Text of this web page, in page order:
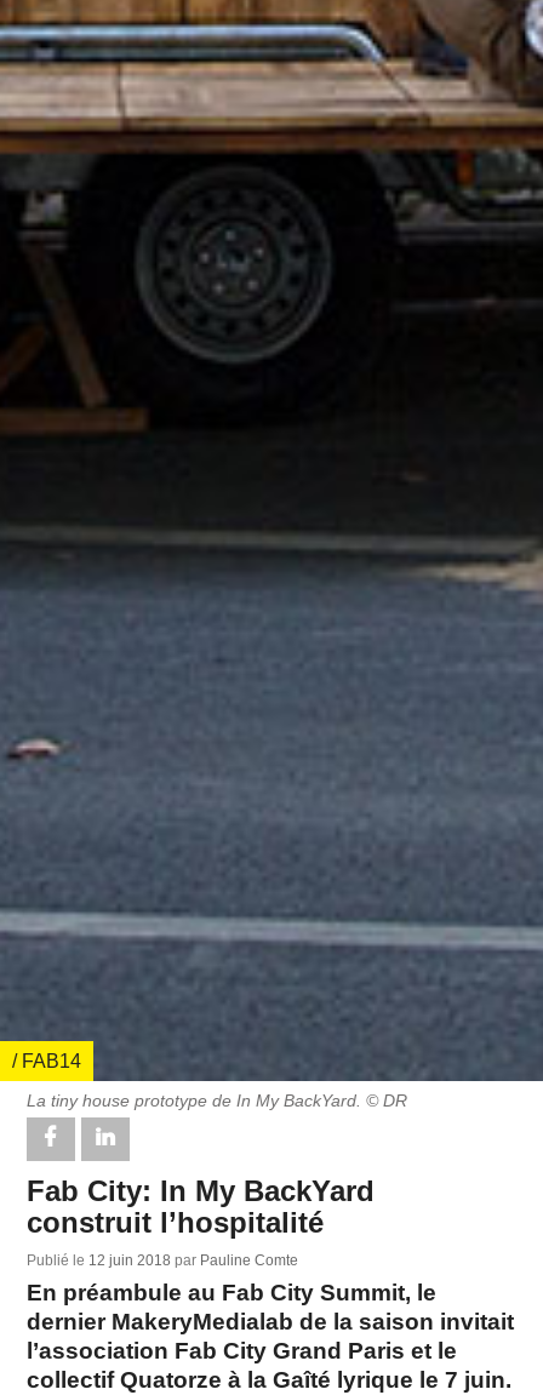
/ FAB14
La tiny house prototype de In My BackYard. © DR
Fab City: In My BackYard
construit l’hospitalité
Publié le 12 juin 2018par Pauline Comte
En préambule au Fab City Summit, le
dernier MakeryMedialab de la saison invitait
l’association Fab City Grand Paris et le
collectif Quatorze à la Gaîté lyrique le 7 juin.